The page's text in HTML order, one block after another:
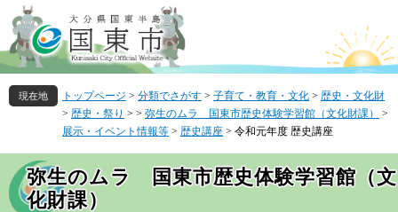
ー
ジ
の
先
頭
ニ
ュ
ー
を
飛
本
文
トップページ > 分類でさがす > 子育て・教育・文化 > 歴史・文化財
> 歴史・祭り > > 弥生のムラ 国東市歴史体験学習館（文化財課）
>
展示・イベント情報等 > 歴史講座 > 令和元年度 歴史講座
弥生のムラ 国東市歴史体験学習館（文
化財課）